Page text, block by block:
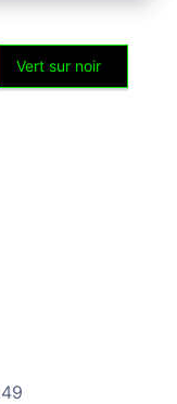
Vert sur noir